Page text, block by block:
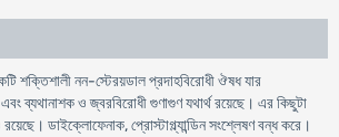
শক্তিশালী নন-স্টেরয়ডাল প্রদাহবিরোধী ঔষধ যার
ব্যথানাশক ও জ্বরবিরোধী গুণাগুণ যথার্থ রয়েছে। এর কিছুটা
ডাইক্লোফেনাক, প্রোস্টাগ্ল্যান্ডিন সংশ্লেষণ বন্ধ করে।